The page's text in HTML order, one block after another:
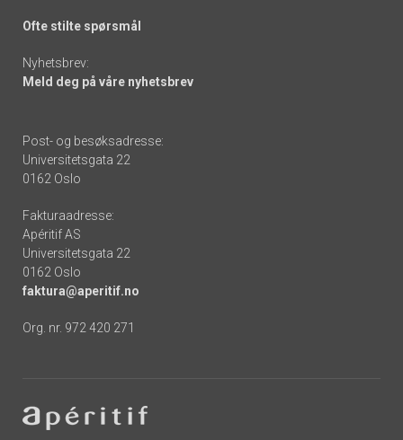
Ofte stilte spørsmål
Nyhetsbrev:
Meld deg på våre nyhetsbrev
Post- og besøksadresse:
Universitetsgata 22
0162 Oslo
Fakturaadresse:
Apéritif AS
Universitetsgata 22
0162 Oslo
faktura@aperitif.no
Org. nr. 972 420 271